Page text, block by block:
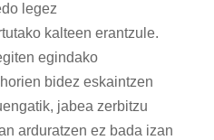
legez
kalteen erantzule.
egindako
bidez eskaintzen
jabea zerbitzu
arduratzen ez bada izan